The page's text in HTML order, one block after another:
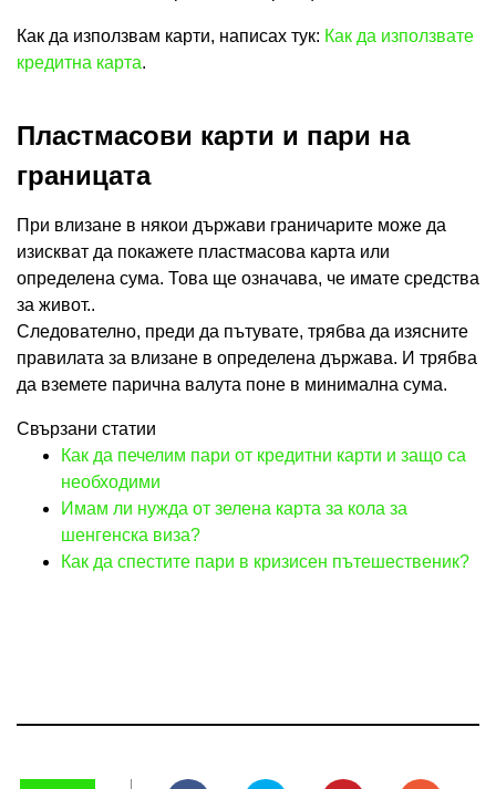
Как да използвам карти, написах тук: Как да използвате
кредитна карта.
Пластмасови карти и пари на
границата
При влизане в някои държави граничарите може да
изискват да покажете пластмасова карта или
определена сума. Това ще означава, че имате средства
за живот..
Следователно, преди да пътувате, трябва да изясните
правилата за влизане в определена държава. И трябва
да вземете парична валута поне в минимална сума.
Свързани статии
Как да печелим пари от кредитни карти и защо са
необходими
Имам ли нужда от зелена карта за кола за
шенгенска виза?
Как да спестите пари в кризисен пътешественик?